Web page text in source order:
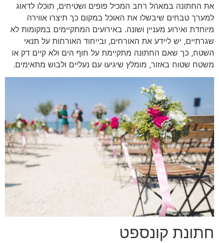
את החתונה במאהל רחב המכיל פופים ושטיחים, תוכלו לדאוג
למערך טבחים שיבשלו את האוכל במקום כך תיצרו אווירה
מיוחדת ואירוע מעניין ושונה. באירועים המתקיימים במקומות לא
שגרתיים, יש ליידע את האורחים, ובייחוד האורחות על תנאי
השטח, כך שאם החתונה מתקיימת על חוף הים ולא קיים דק או
משטח שטוח באזור, מומלץ שיגיעו עם נעליים ולבוש מתאימים.
חתונת קונספט